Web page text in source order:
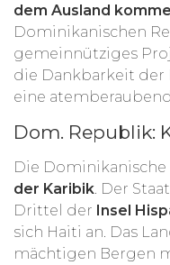
dem Ausland
Dominikanischen
gemeinnütziges
die Dankbarkeit der
eine
Dom. Republik:
Die
der Karibik . Der
Drittel der Insel
sich Haiti an. Das
mächtigen Bergen